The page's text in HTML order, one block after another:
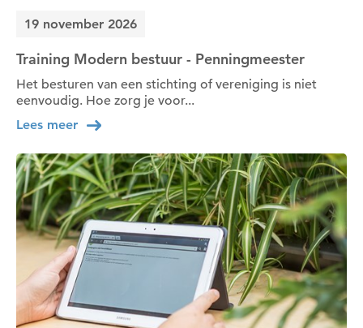
19 november 2026
Training Modern bestuur - Penningmeester
Het besturen van een stichting of vereniging is niet
eenvoudig. Hoe zorg je voor...
Lees meer